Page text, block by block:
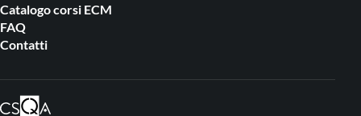
Catalogo corsi ECM
FAQ
Contatti